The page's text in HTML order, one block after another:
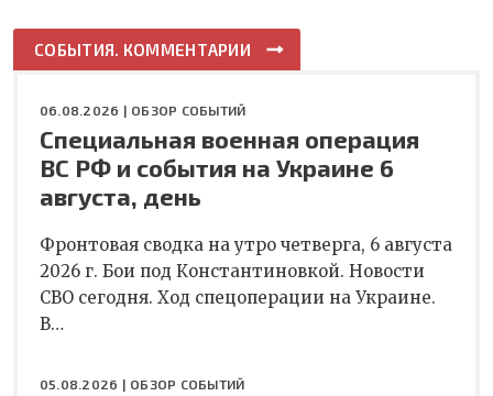
СОБЫТИЯ. КОММЕНТАРИИ
06.08.2026 | ОБЗОР СОБЫТИЙ
Специальная военная операция
ВС РФ и события на Украине 6
августа, день
Фронтовая сводка на утро четверга, 6 августа
2026 г. Бои под Константиновкой. Новости
СВО сегодня. Ход спецоперации на Украине.
В…
05.08.2026 | ОБЗОР СОБЫТИЙ